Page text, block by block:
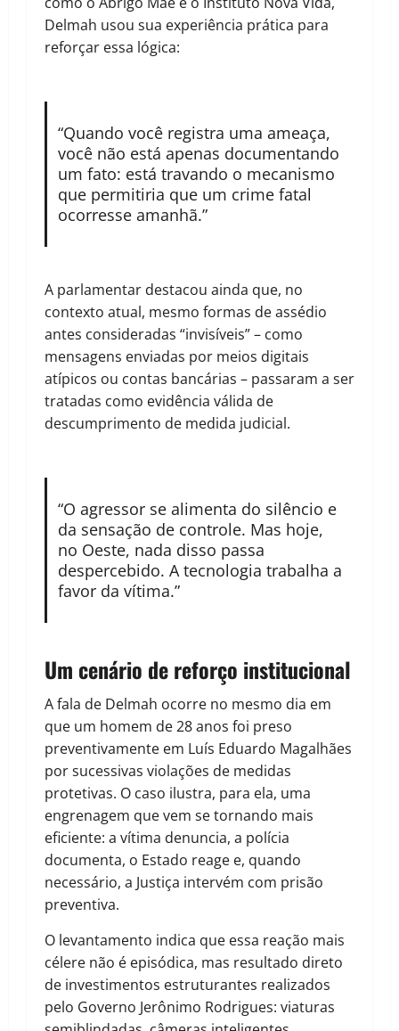
Delmah usou sua experiência prática para
reforçar essa lógica:
“Quando você registra uma ameaça,
você não está apenas documentando
um fato: está travando o mecanismo
que permitiria que um crime fatal
ocorresse amanhã.”
A parlamentar destacou ainda que, no
contexto atual, mesmo formas de assédio
antes consideradas “invisíveis” – como
mensagens enviadas por meios digitais
atípicos ou contas bancárias – passaram a ser
tratadas como evidência válida de
descumprimento de medida judicial.
“O agressor se alimenta do silêncio e
da sensação de controle. Mas hoje,
no Oeste, nada disso passa
despercebido. A tecnologia trabalha a
favor da vítima.”
Um cenário de reforço institucional
A fala de Delmah ocorre no mesmo dia em
que um homem de 28 anos foi preso
preventivamente em Luís Eduardo Magalhães
por sucessivas violações de medidas
protetivas. O caso ilustra, para ela, uma
engrenagem que vem se tornando mais
eficiente: a vítima denuncia, a polícia
documenta, o Estado reage e, quando
necessário, a Justiça intervém com prisão
preventiva.
O levantamento indica que essa reação mais
célere não é episódica, mas resultado direto
de investimentos estruturantes realizados
pelo Governo Jerônimo Rodrigues: viaturas